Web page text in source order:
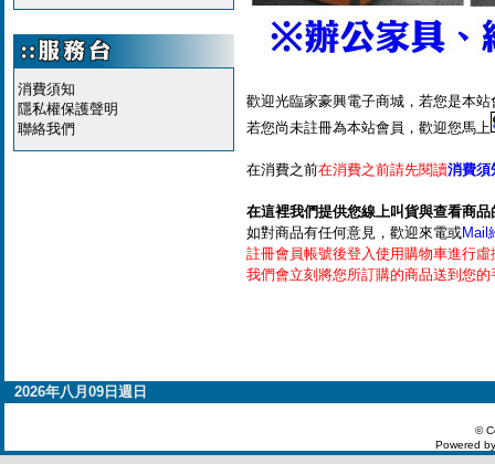
消費須知
隱私權保護聲明
聯絡我們
歡迎光臨家豪興電子商城，若您是本站
若您尚未註冊為本站會員，歡迎您馬上
在消費之前在消費之前請先閱讀消費須
在這裡我們提供您線上叫貨與查看商品
如對商品有任何意見，歡迎來電或Mail
註冊會員帳號後登入使用購物車進行
我們會立刻將您所訂購的商品送到您的
2026年八月09日週日
©
Powered